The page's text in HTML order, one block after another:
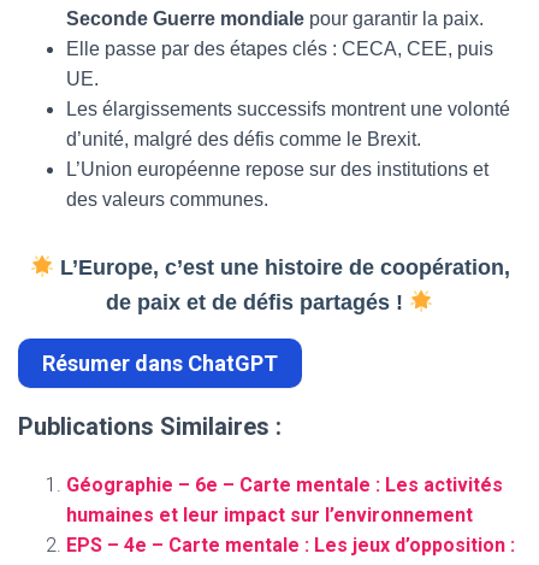
Seconde Guerre mondiale pour garantir la paix.
Elle passe par des étapes clés : CECA, CEE, puis
UE.
Les élargissements successifs montrent une volonté
d’unité, malgré des défis comme le Brexit.
L’Union européenne repose sur des institutions et
des valeurs communes.
L’Europe, c’est une histoire de coopération,
de paix et de défis partagés !
Résumer dans ChatGPT
Publications Similaires :
Géographie – 6e – Carte mentale : Les activités
humaines et leur impact sur l’environnement
EPS – 4e – Carte mentale : Les jeux d’opposition :